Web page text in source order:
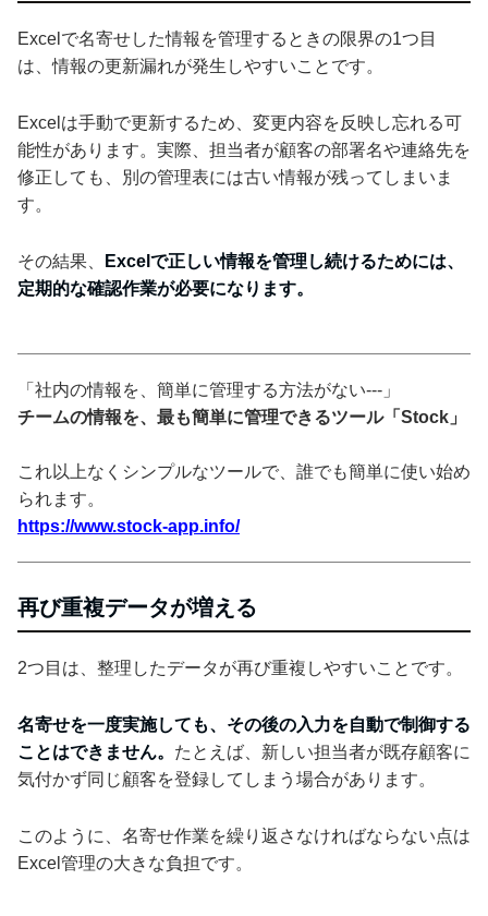
Excelで名寄せした情報を管理するときの限界の1つ目
は、情報の更新漏れが発生しやすいことです。
Excelは手動で更新するため、変更内容を反映し忘れる可
能性があります。実際、担当者が顧客の部署名や連絡先を
修正しても、別の管理表には古い情報が残ってしまいま
す。
その結果、
Excelで正しい情報を管理し続けるためには、
定期的な確認作業が必要になります。
「社内の情報を、簡単に管理する方法がない---」
チームの情報を、最も簡単に管理できるツール「Stock」
これ以上なくシンプルなツールで、誰でも簡単に使い始め
られます。
https://www.stock-app.info/
再び重複データが増える
2つ目は、整理したデータが再び重複しやすいことです。
名寄せを一度実施しても、その後の入力を自動で制御する
ことはできません。 たとえば、新しい担当者が既存顧客に
気付かず同じ顧客を登録してしまう場合があります。
このように、名寄せ作業を繰り返さなければならない点は
Excel管理の大きな負担です。